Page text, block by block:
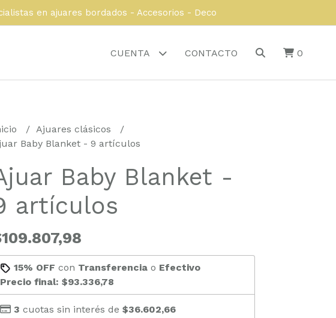
en ajuares bordados - Accesorios - Deco
CUENTA CONTACTO 0
Ajuares clásicos
Baby Blanket - 9 artículos
Baby Blanket -
artículos
15% OFF con Transferenciao Efectivo
Precio final: $93.336,78
3 cuotas sin interés de $36.602,66